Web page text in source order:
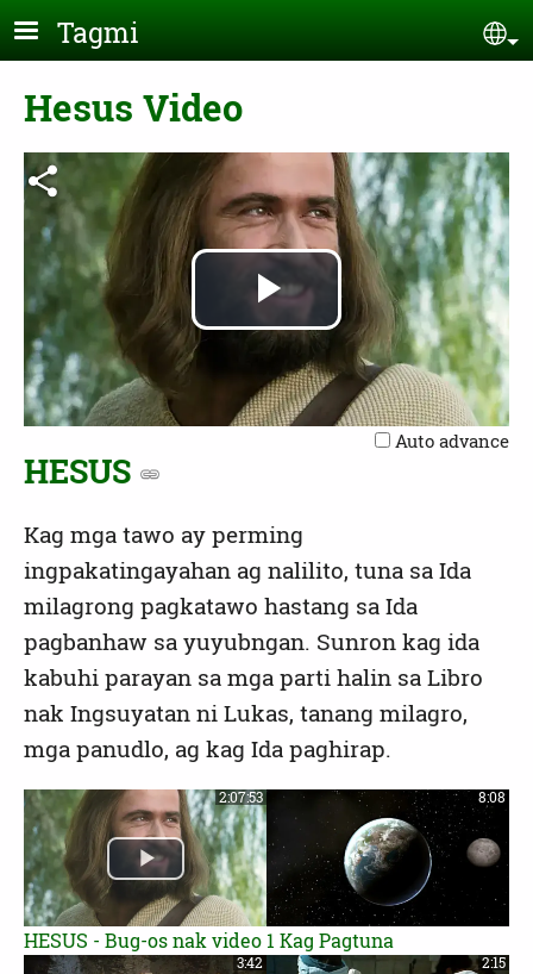
Skip to main content
Tagmi
Hesus Video
Play
Video
Auto advance
HESUS
Kag mga tawo ay perming
ingpakatingayahan ag nalilito, tuna sa Ida
milagrong pagkatawo hastang sa Ida
pagbanhaw sa yuyubngan. Sunron kag ida
kabuhi parayan sa mga parti halin sa Libro
nak Ingsuyatan ni Lukas, tanang milagro,
mga panudlo, ag kag Ida paghirap.
2:07:53
HESUS - Bug-os nak video
8:08
1 Kag Pagtuna
3:42 2:15